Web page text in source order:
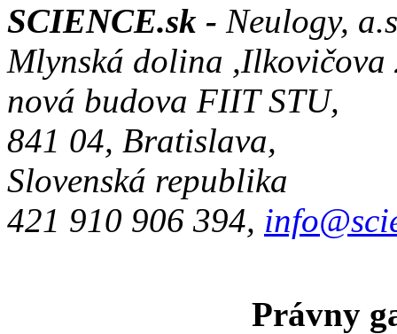
SCIENCE.sk - Neulogy,
Mlynská dolina ,Ilkovičova
nová budova FIIT STU,
841 04, Bratislava,
Slovenská republika
421 910 906 394,
Právny